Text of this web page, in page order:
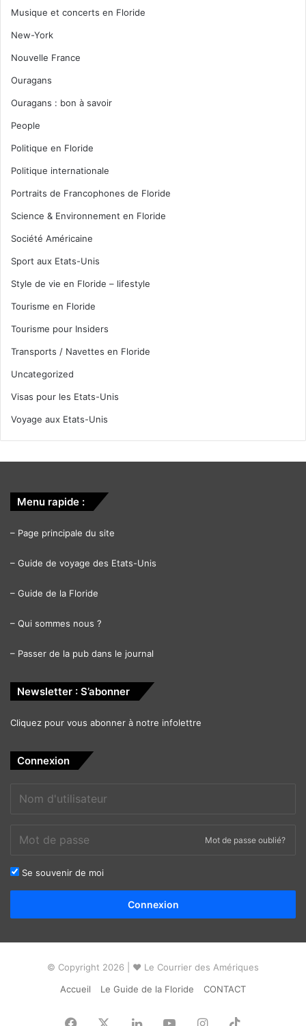
Musique et concerts en Floride
New-York
Nouvelle France
Ouragans
Ouragans : bon à savoir
People
Politique en Floride
Politique internationale
Portraits de Francophones de Floride
Science & Environnement en Floride
Société Américaine
Sport aux Etats-Unis
Style de vie en Floride – lifestyle
Tourisme en Floride
Tourisme pour Insiders
Transports / Navettes en Floride
Uncategorized
Visas pour les Etats-Unis
Voyage aux Etats-Unis
Menu rapide :
– Page principale du site
– Guide de voyage des Etats-Unis
– Guide de la Floride
– Qui sommes nous ?
– Passer de la pub dans le journal
Newsletter : S’abonner
Cliquez pour vous abonner à notre infolettre
Connexion
Mot de passe oublié?
Se souvenir de moi
Connexion
© Copyright 2026 | ❤ Le Courrier des Amériques
Accueil
Le Guide de la Floride CONTACT
Facebook LinkedinYouTubeInstagram